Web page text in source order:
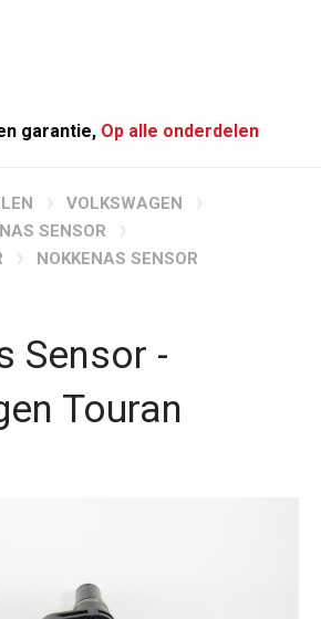
garantie, Op alle onderdelen
VOLKSWAGEN
SENSOR
NOKKENAS SENSOR
Sensor -
Touran